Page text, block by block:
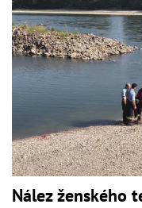
Nález ženského